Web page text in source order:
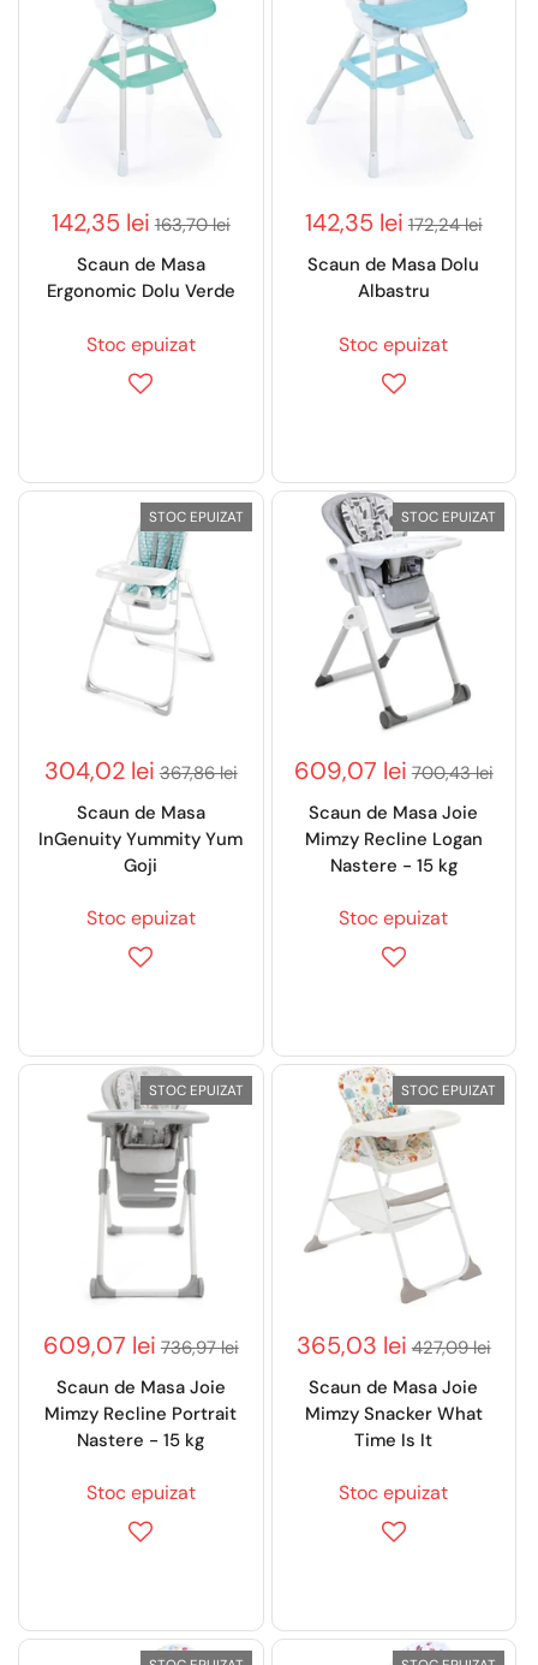
142,35 lei 163,70 lei
Scaun de Masa
Ergonomic Dolu Verde
Stoc epuizat
142,35 lei 172,24 lei
Scaun de Masa Dolu
Albastru
Stoc epuizat
304,02 lei 367,86 lei
Scaun de Masa
InGenuity Yummity Yum
Goji
Stoc epuizat
STOC EPUIZAT
609,07 lei 700,43 lei
Scaun de Masa Joie
Mimzy Recline Logan
Nastere - 15 kg
Stoc epuizat
STOC EPUIZAT
609,07 lei 736,97 lei
Scaun de Masa Joie
Mimzy Recline Portrait
Nastere - 15 kg
Stoc epuizat
STOC EPUIZAT
365,03 lei 427,09 lei
Scaun de Masa Joie
Mimzy Snacker What
Time Is It
Stoc epuizat
STOC EPUIZAT